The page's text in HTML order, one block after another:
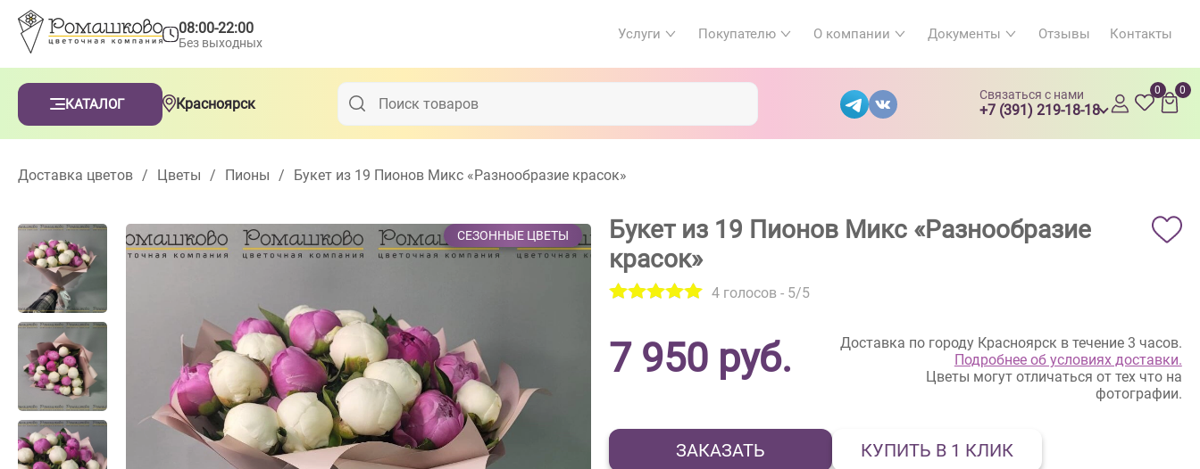
08:00-22:00
Без выходных
Услуги Покупателю О компании Документы Отзывы Контакты
КАТАЛОГ Красноярск
Связаться с нами
+7 (391) 219-18-18
0 0
Доставка цветов / Цветы / Пионы / Букет из 19 Пионов Микс «Разнообразие красок»
СЕЗОННЫЕ ЦВЕТЫ
Букет из 19 Пионов Микс «Разнообразие
красок»
4голосов - 5/5
7 950 руб.
Доставка по городу Красноярск в течение 3 часов.
Подробнее об условиях доставки.
Цветы могут отличаться от тех что на
фотографии.
ЗАКАЗАТЬ КУПИТЬ В 1 КЛИК